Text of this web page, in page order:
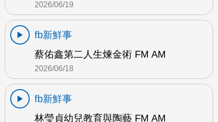
2026/06/19
fb新鮮事
蔡佑鑫第二人生煉金術 FM AM
2026/06/18
fb新鮮事
林瑩貞幼兒教育與陶藝 FM AM